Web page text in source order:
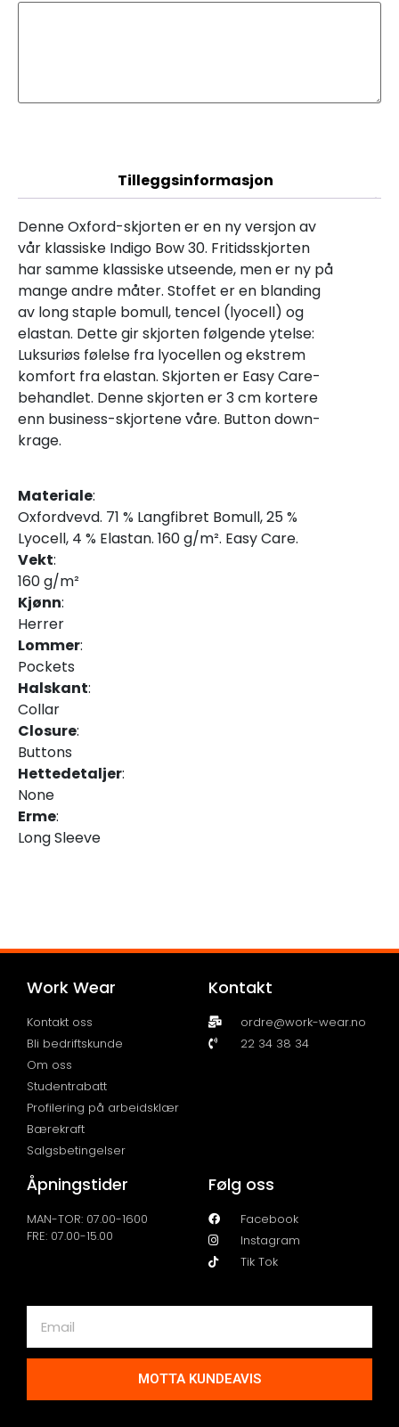
Tilleggsinformasjon
Denne Oxford-skjorten er en ny versjon av
vår klassiske Indigo Bow 30. Fritidsskjorten
har samme klassiske utseende, men er ny på
mange andre måter. Stoffet er en blanding
av long staple bomull, tencel (lyocell) og
elastan. Dette gir skjorten følgende ytelse:
Luksuriøs følelse fra lyocellen og ekstrem
komfort fra elastan. Skjorten er Easy Care-
behandlet. Denne skjorten er 3 cm kortere
enn business-skjortene våre. Button down-
krage.
Materiale:
Oxfordvevd. 71 % Langfibret Bomull, 25 %
Lyocell, 4 % Elastan. 160 g/m². Easy Care.
Vekt:
160 g/m²
Kjønn:
Herrer
Lommer:
Pockets
Halskant:
Collar
Closure:
Buttons
Hettedetaljer:
None
Erme:
Long Sleeve
Work Wear
Kontakt oss
Bli bedriftskunde
Om oss
Studentrabatt
Profilering på arbeidsklær
Bærekraft
Salgsbetingelser
Kontakt
ordre@work-wear.no
22 34 38 34
Åpningstider
MAN-TOR: 07.00-1600
FRE: 07.00-15.00
Følg oss
Facebook
Instagram
Tik Tok
MOTTA KUNDEAVIS